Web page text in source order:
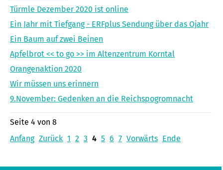
Türmle Dezember 2020 ist online
Ein Jahr mit Tiefgang - ERFplus Sendung über das Ojahr
Ein Baum auf zwei Beinen
Apfelbrot << to go >> im Altenzentrum Korntal
Orangenaktion 2020
Wir müssen uns erinnern
9.November: Gedenken an die Reichspogromnacht
Seite 4 von 8
Anfang Zurück 1 2 3 4 5 6 7 Vorwärts Ende